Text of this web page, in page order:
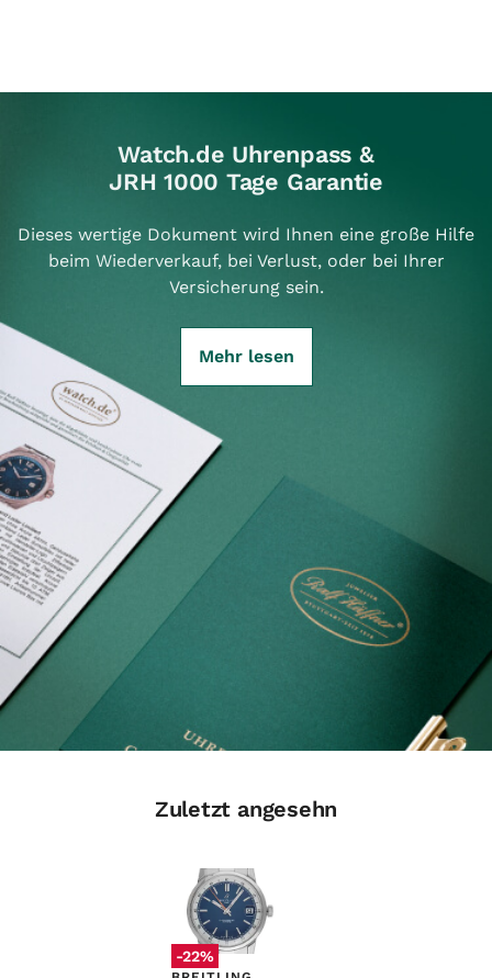
Watch.de Uhrenpass &
JRH 1000 Tage Garantie
Dieses wertige Dokument wird Ihnen eine große Hilfe
beim Wiederverkauf, bei Verlust, oder bei Ihrer
Versicherung sein.
Mehr lesen
Zuletzt angesehn
-22%